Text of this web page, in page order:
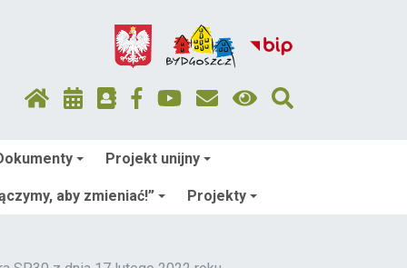
Projekt unijny
aby zmieniać!” Projekty